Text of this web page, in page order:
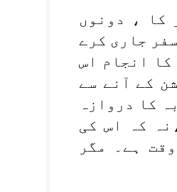
کا ، دونوں
جاری کرے
کا انجام اس
کے آنے سے
کا دروازہ
کہ اس کی
ہے۔ مگر